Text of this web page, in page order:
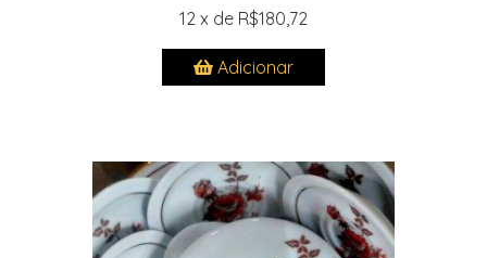
12 x de R$180,72
Adicionar